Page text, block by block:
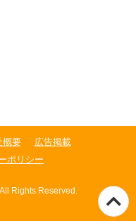
概要
広告掲載
ポリシー
Rights Reserved.